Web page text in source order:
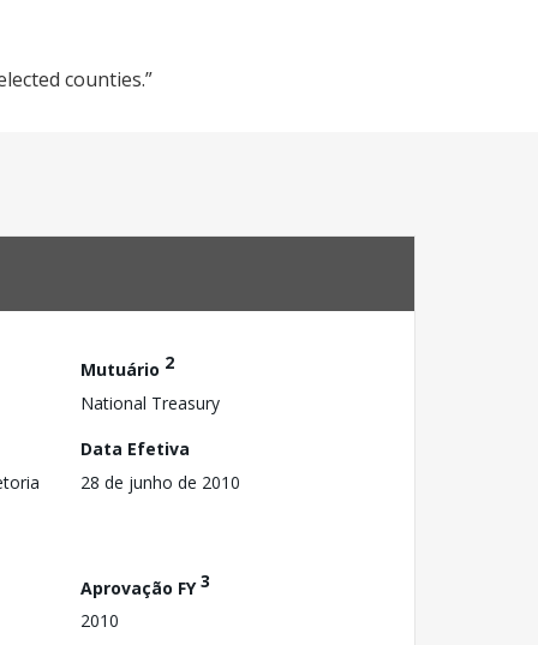
counties.”
Mutuário 2
National Treasury
Data Efetiva
28 de junho de 2010
Aprovação FY3
2010